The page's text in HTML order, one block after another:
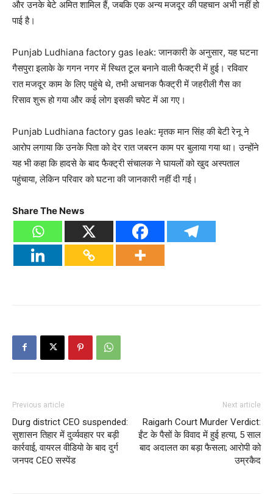
और उनके बेटे अमित शामिल हैं, जबकि एक अन्य मजदूर की पहचान अभी नहीं हो
पाई है।
Punjab Ludhiana factory gas leak: जानकारी के अनुसार, यह घटना
गैसपुरा इलाके के गगन नगर में स्थित टूल बनाने वाली फैक्ट्री में हुई। रविवार
रात मजदूर काम के लिए पहुंचे थे, तभी अचानक फैक्ट्री में जहरीली गैस का
रिसाव शुरू हो गया और कई लोग इसकी चपेट में आ गए।
Punjab Ludhiana factory gas leak: मृतक मान सिंह की बेटी रेनू ने
आरोप लगाया कि उनके पिता को देर रात जबरन काम पर बुलाया गया था। उन्होंने
यह भी कहा कि हादसे के बाद फैक्ट्री संचालक ने घायलों को खुद अस्पताल
पहुंचाया, लेकिन परिवार को घटना की जानकारी नहीं दी गई।
Share The News
Previous article
Durg district CEO suspended:
सुशासन तिहार में दुर्व्यवहार पर बड़ी
कार्रवाई, वायरल वीडियो के बाद दुर्ग
जनपद CEO सस्पेंड
Next article
Raigarh Court Murder Verdict:
ईंट के पैसों के विवाद में हुई हत्या, 5 साल
बाद अदालत का बड़ा फैसला; आरोपी को
उम्रकैद